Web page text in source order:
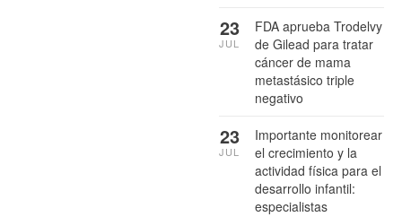
FDA aprueba Trodelvy
de Gilead para tratar
cáncer de mama
metastásico triple
negativo
23
JUL
Importante monitorear
el crecimiento y la
actividad física para el
desarrollo infantil:
especialistas
23
JUL